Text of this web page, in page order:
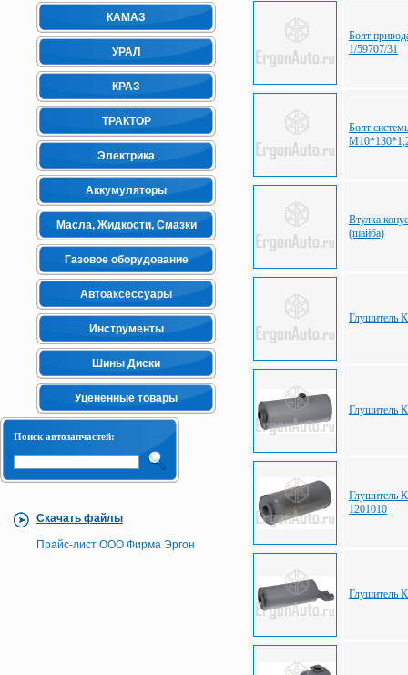
КАМАЗ
УРАЛ
КРАЗ
ТРАКТОР
Электрика
Аккумуляторы
Масла, Жидкости, Смазки
Газовое оборудование
Автоаксессуары
Инструменты
Шины Диски
Уцененные товары
Поиск автозапчастей:
Скачать файлы
Прайс-лист ООО Фирма Эргон
Болт
1/59707/31
Болт
Втулка
(шайба)
Глушитель
Глушитель
Глушитель
1201010
Глушитель